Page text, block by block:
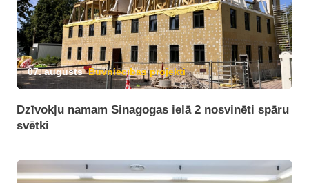
07. augusts Būvniecības projekti
Dzīvokļu namam Sinagogas ielā 2 nosvinēti spāru
svētki